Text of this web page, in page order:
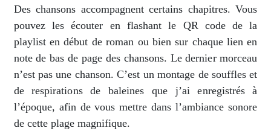
Des chansons accompagnent certains chapitres. Vous
pouvez les écouter en flashant le QR code de la
playlist en début de roman ou bien sur chaque lien en
note de bas de page des chansons. Le dernier morceau
n’est pas une chanson. C’est un montage de souffles et
de respirations de baleines que j’ai enregistrés à
l’époque, afin de vous mettre dans l’ambiance sonore
de cette plage magnifique.